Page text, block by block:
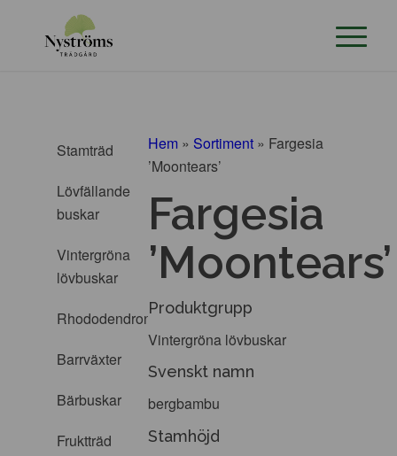
Stamträd
Lövfällande
buskar
Vintergröna
lövbuskar
Rhododendron
Barrväxter
Bärbuskar
Fruktträd
Hem » Sortiment » Fargesia
’Moontears’
Fargesia
’Moontears’
Produktgrupp
Vintergröna lövbuskar
Svenskt namn
bergbambu
Stamhöjd